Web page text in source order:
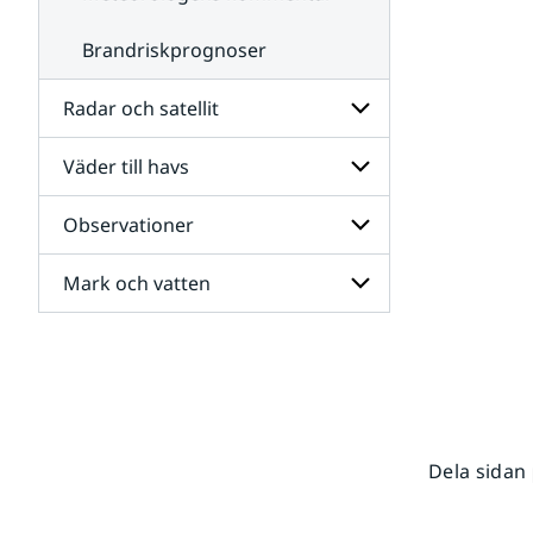
Brandriskprognoser
Radar och satellit
Undersidor
för
Radar
och
satellit
Väder till havs
Undersidor
för
Väder
till
havs
Observationer
Undersidor
för
Mark och vatten
Dela sidan